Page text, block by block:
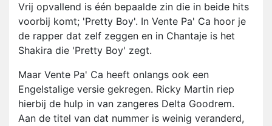
Vrij opvallend is één bepaalde zin die in beide hits
voorbij komt; 'Pretty Boy'. In Vente Pa' Ca hoor je
de rapper dat zelf zeggen en in Chantaje is het
Shakira die 'Pretty Boy' zegt.
Maar Vente Pa' Ca heeft onlangs ook een
Engelstalige versie gekregen. Ricky Martin riep
hierbij de hulp in van zangeres Delta Goodrem.
Aan de titel van dat nummer is weinig veranderd,